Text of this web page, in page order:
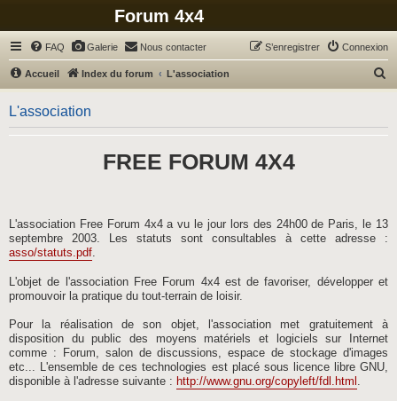
Forum 4x4
FAQ Galerie Nous contacter Connexion
S’enregistrer
Accueil Index du forum L'association
h
h
L'association
FREE FORUM 4X4
L'association Free Forum 4x4 a vu le jour lors des 24h00 de Paris, le 13
septembre 2003. Les statuts sont consultables à cette adresse :
asso/statuts.pdf.
L'objet de l'association Free Forum 4x4 est de favoriser, développer et
promouvoir la pratique du tout-terrain de loisir.
Pour la réalisation de son objet, l'association met gratuitement à
disposition du public des moyens matériels et logiciels sur Internet
comme : Forum, salon de discussions, espace de stockage d'images
etc... L'ensemble de ces technologies est placé sous licence libre GNU,
disponible à l'adresse suivante : http://www.gnu.org/copyleft/fdl.html .